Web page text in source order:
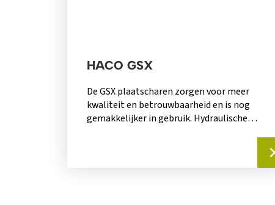
HACO GSX
De GSX plaatscharen zorgen voor meer
kwaliteit en betrouwbaarheid en is nog
gemakkelijker in gebruik. Hydraulische